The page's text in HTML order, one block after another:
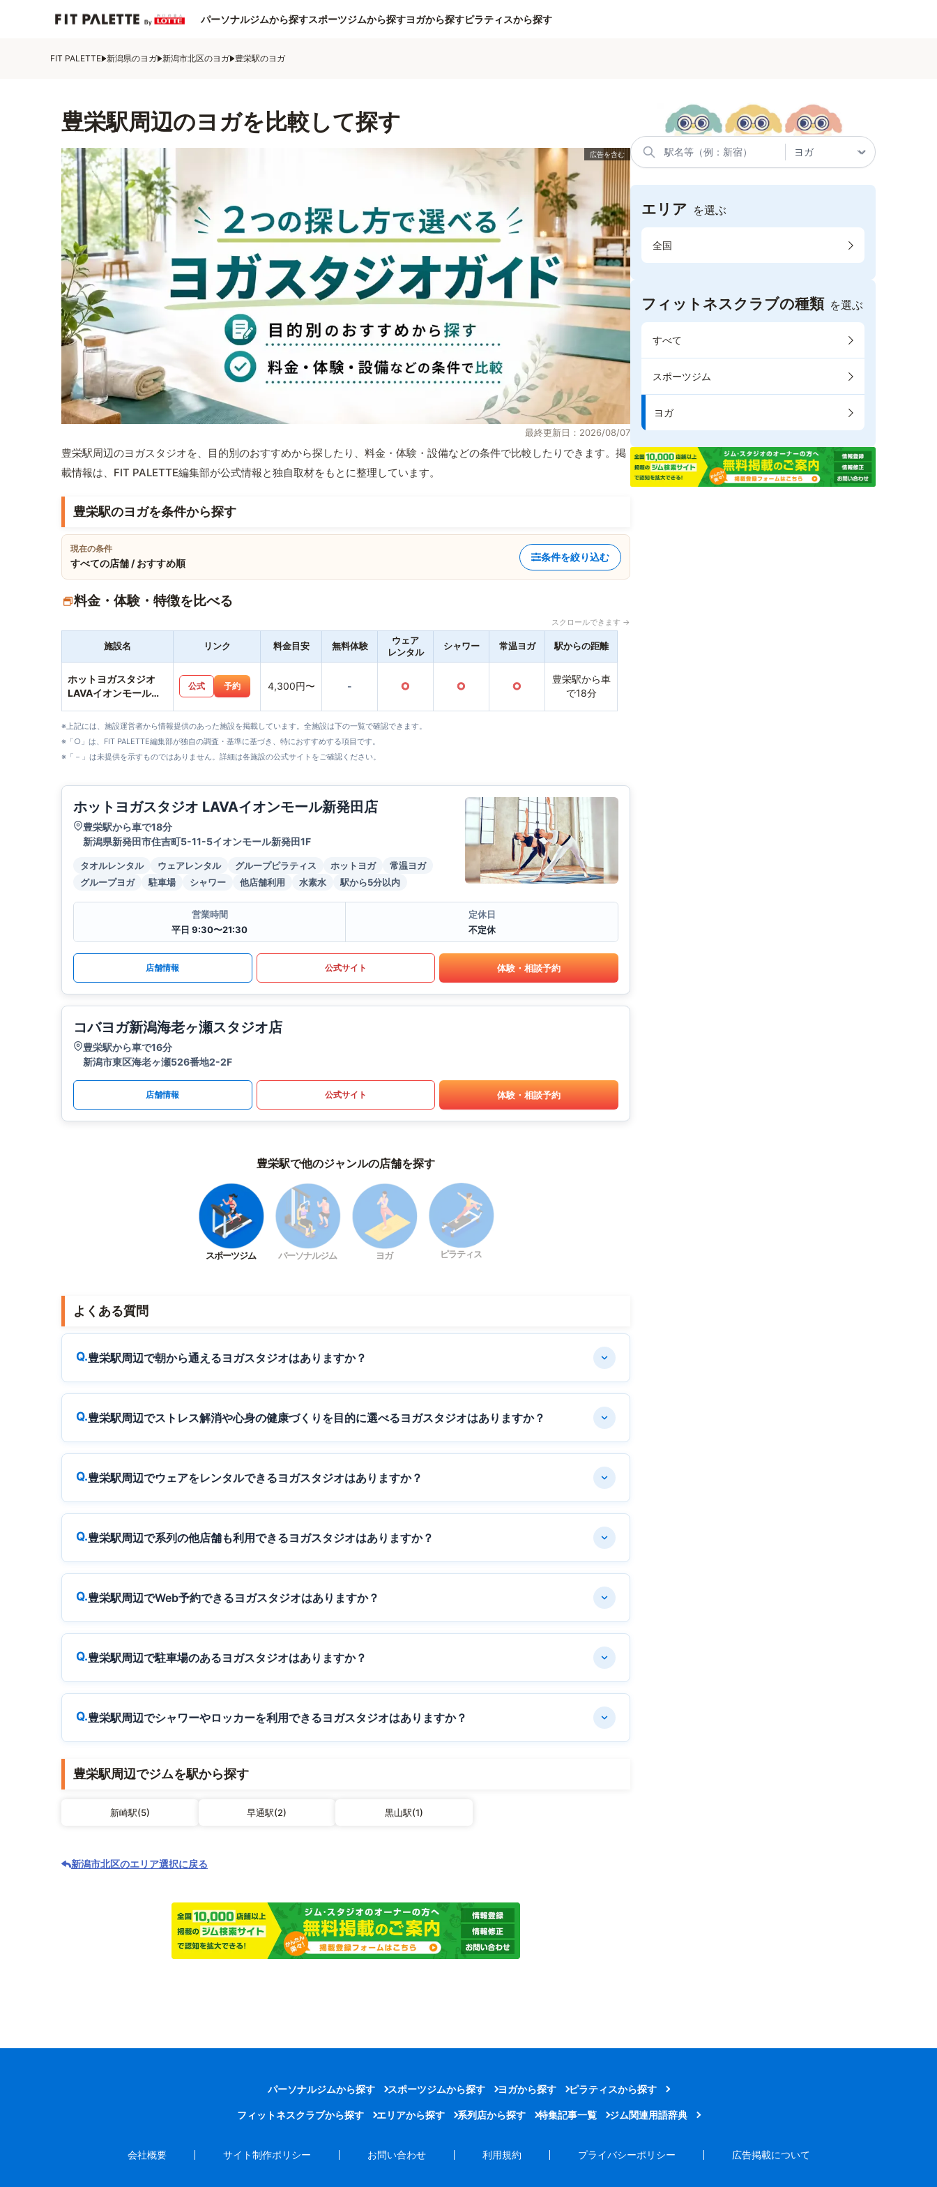
パーソナルジムから探すスポーツジムから探すヨガから探すピラティスから探す
FIT PALETTE 新潟県のヨガ 新潟市北区のヨガ 豊栄駅のヨガ
豊栄駅周辺のヨガを比較して探す
最終更新日：2026/08/07
豊栄駅周辺のヨガスタジオを、目的別のおすすめから探したり、料金・体験・設備などの条件で比較したりできます。掲
載情報は、FIT PALETTE編集部が公式情報と独自取材をもとに整理しています。
豊栄駅のヨガを条件から探す
現在の条件
すべての店舗 / おすすめ順
条件を絞り込む
料金・体験・特徴を比べる
スクロールできます →
施設名 リンク 料金目安 無料体験
ウェア
レンタル
シャワー 常温ヨガ 駅からの距離
ホットヨガスタジオ
LAVAイオンモール新
公式 予約 4,300円〜 - ○ ○ ○
豊栄駅から車
で18分
※上記には、施設運営者から情報提供のあった施設を掲載しています。全施設は下の一覧で確認できます。
※「○」は、FIT PALETTE編集部が独自の調査・基準に基づき、特におすすめする項目です。
※「－」は未提供を示すものではありません。詳細は各施設の公式サイトをご確認ください。
ホットヨガスタジオ LAVAイオンモール新発田店
豊栄駅から車で18分
新潟県新発田市住吉町5-11-5イオンモール新発田1F
タオルレンタル ウェアレンタル グループピラティス ホットヨガ
常温ヨガ
グループヨガ
駐車場 シャワー 他店舗利用 水素水 駅から5分以内
営業時間
平日 9:30〜21:30
定休日
不定休
店舗情報 公式サイト 体験・相談予約
コバヨガ新潟海老ヶ瀬スタジオ店
豊栄駅から車で16分
新潟市東区海老ヶ瀬526番地2-2F
店舗情報 公式サイト 体験・相談予約
豊栄駅で他のジャンルの店舗を探す
スポーツジム パーソナルジム ヨガ ピラティス
よくある質問
豊栄駅周辺で朝から通えるヨガスタジオはありますか？
豊栄駅周辺でストレス解消や心身の健康づくりを目的に選べるヨガスタジオはありますか？
豊栄駅周辺でウェアをレンタルできるヨガスタジオはありますか？
豊栄駅周辺で系列の他店舗も利用できるヨガスタジオはありますか？
豊栄駅周辺でWeb予約できるヨガスタジオはありますか？
豊栄駅周辺で駐車場のあるヨガスタジオはありますか？
豊栄駅周辺でシャワーやロッカーを利用できるヨガスタジオはありますか？
豊栄駅周辺でジムを駅から探す
新崎駅(5) 早通駅(2) 黒山駅(1)
新潟市北区のエリア選択に戻る
エリア を選ぶ
全国
フィットネスクラブの種類 を選ぶ
すべて
スポーツジム
ヨガ
パーソナルジムから探す スポーツジムから探す ヨガから探す ピラティスから探す
フィットネスクラブから探す エリアから探す 系列店から探す 特集記事一覧 ジム関連用語辞典
会社概要 サイト制作ポリシー お問い合わせ 利用規約 プライバシーポリシー 広告掲載について